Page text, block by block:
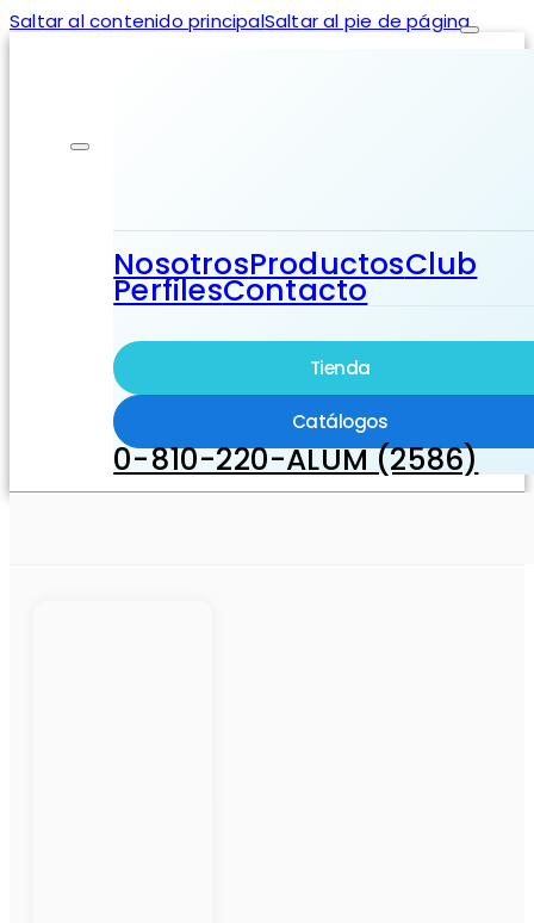
Saltar al contenido principalSaltar al pie de página
NosotrosProductosClub
PerfilesContacto
Tienda
Catálogos
0-810-220-ALUM (2586)